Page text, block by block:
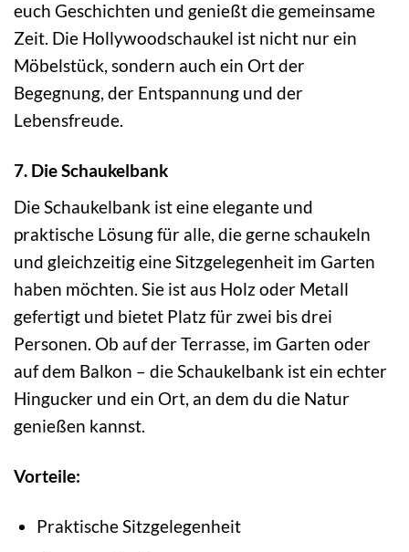
euch Geschichten und genießt die gemeinsame
Zeit. Die Hollywoodschaukel ist nicht nur ein
Möbelstück, sondern auch ein Ort der
Begegnung, der Entspannung und der
Lebensfreude.
7. Die Schaukelbank
Die Schaukelbank ist eine elegante und
praktische Lösung für alle, die gerne schaukeln
und gleichzeitig eine Sitzgelegenheit im Garten
haben möchten. Sie ist aus Holz oder Metall
gefertigt und bietet Platz für zwei bis drei
Personen. Ob auf der Terrasse, im Garten oder
auf dem Balkon – die Schaukelbank ist ein echter
Hingucker und ein Ort, an dem du die Natur
genießen kannst.
Vorteile:
Praktische Sitzgelegenheit